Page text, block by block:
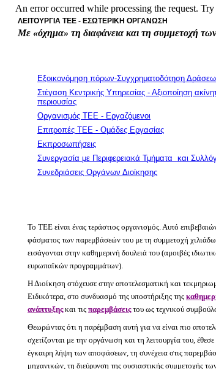
An error occurred while processing the request.
ΛΕΙΤΟΥΡΓΙΑ ΤΕΕ - ΕΣΩΤΕΡΙΚΗ ΟΡΓΑΝΩΣΗ
Με «όχημα» τη διαφάνεια και τη συμμετοχή
Εξοικονόμηση πόρων-Συγχρηματοδότηση
Στέγαση Κεντρικής Υπηρεσίας - Αξιοποίηση
περιουσίας
Οργανισμός ΤΕΕ - Εργαζόμενοι
Επιτροπές ΤΕΕ - Ομάδες Εργασίας
Εκπροσωπήσεις
Συνεργασία με Περιφερειακά Τμήματα και
Συνεδριάσεις Οργάνων Διοίκησης
Το ΤΕΕ είναι ένας τεράστιος οργανισμός. Αυτό
φάσματος των παρεμβάσεών του με τη συμμετοχή
εισάγονται στην καθημερινή δουλειά του (αμοιβές
ευρωπαϊκών προγραμμάτων).
ΗΔιοίκηση στόχευσε στην αποτελεσματική και
Ειδικότερα, στο συνδυασμό της υποστήριξης της
ανάπτυξηςκαι τις παρεμβάσειςτου ως τεχνικού
Θεωρώντας ότι η παρέμβαση αυτή για να είναι πιο
σχετίζονται με την οργάνωση και τη λειτουργία του,
έγκαιρη λήψη των αποφάσεων, τη συνέχεια στις
μηχανικών, τη διεύρυνση της ουσιαστικής συμμετοχής